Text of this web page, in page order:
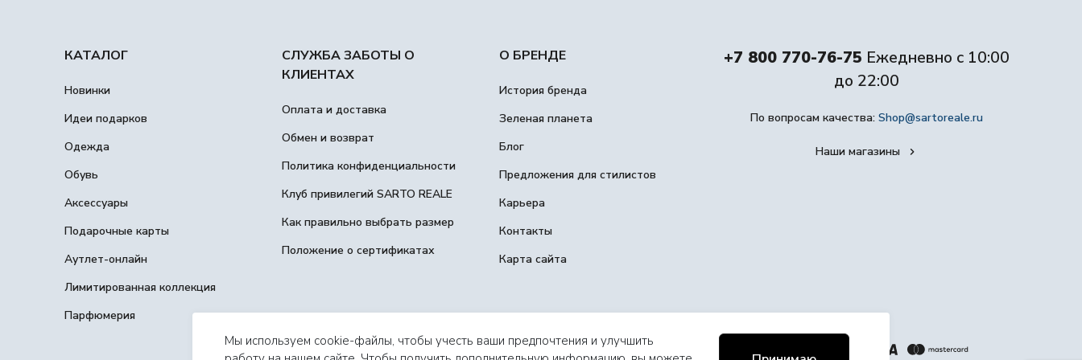
Мы используем cookie-файлы, чтобы учесть ваши предпочтения и улучшить
КАТАЛОГ
Новинки
Идеи подарков
Одежда
Обувь
Аксессуары
Подарочные карты
Аутлет-онлайн
Лимитированная коллекция
Парфюмерия
СЛУЖБА ЗАБОТЫ О
КЛИЕНТАХ
Оплата и доставка
Обмен и возврат
Политика конфиденциальности
Клуб привилегий SARTO REALE
Как правильно выбрать размер
Положение о сертификатах
О БРЕНДЕ
История бренда
Зеленая планета
Блог
Предложения для стилистов
Карьера
Контакты
Карта сайта
+7 800 770-76-75 Ежедневно с 10:00
до 22:00
По вопросам качества:Shop@sartoreale.ru
Наши магазины